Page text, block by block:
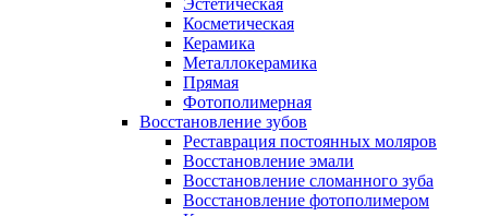
Эстетическая
Косметическая
Керамика
Металлокерамика
Прямая
Фотополимерная
Восстановление зубов
Реставрация постоянных моляров
Восстановление эмали
Восстановление сломанного зуба
Восстановление фотополимером